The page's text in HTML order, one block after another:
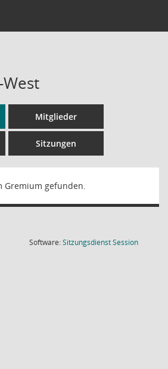
Mitglieder
Sitzungen
Gremium gefunden.
Software:SitzungsdienstSession(Wird in